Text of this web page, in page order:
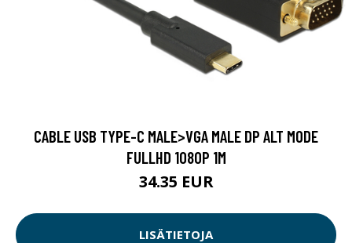
CABLE USB TYPE-C MALE>VGA MALE DP ALT MODE
FULLHD 1080P 1M
34.35 EUR
LISÄTIETOJA